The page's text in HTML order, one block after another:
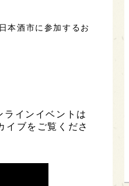
本酒市に参加するお
インイベントは
イブをご覧くださ